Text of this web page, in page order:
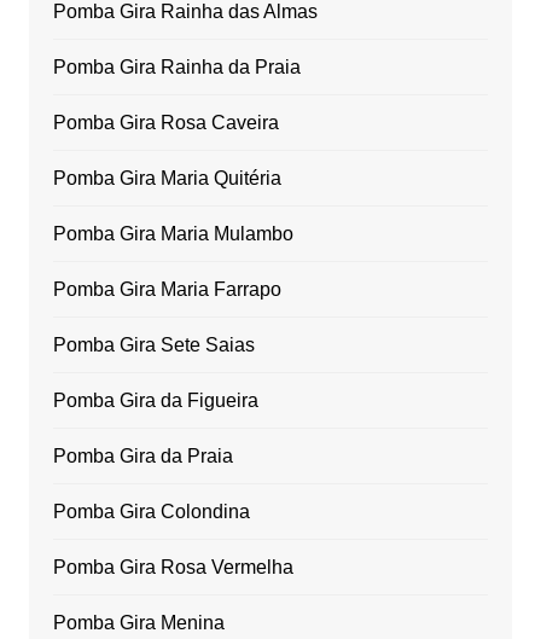
Pomba Gira Rainha das Almas
Pomba Gira Rainha da Praia
Pomba Gira Rosa Caveira
Pomba Gira Maria Quitéria
Pomba Gira Maria Mulambo
Pomba Gira Maria Farrapo
Pomba Gira Sete Saias
Pomba Gira da Figueira
Pomba Gira da Praia
Pomba Gira Colondina
Pomba Gira Rosa Vermelha
Pomba Gira Menina